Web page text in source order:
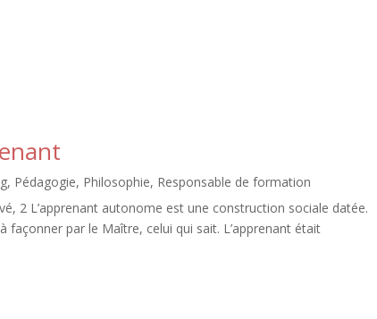
, Pédagogie, Philosophie, Responsable de formation
2 L’apprenant autonome est une construction sociale datée.
façonner par le Maître, celui qui sait. L’apprenant était